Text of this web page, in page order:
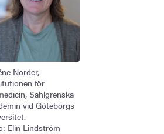
Norder,
för
Sahlgrenska
vid Göteborgs
Elin Lindström